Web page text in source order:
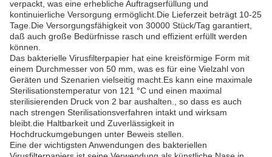
verpackt, was eine erhebliche Auftragserfüllung und
kontinuierliche Versorgung ermöglicht.Die Lieferzeit beträgt 10-25
Tage.Die Versorgungsfähigkeit von 30000 Stück/Tag garantiert,
daß auch große Bedürfnisse rasch und effizient erfüllt werden
können.
Das bakterielle Virusfilterpapier hat eine kreisförmige Form mit
einem Durchmesser von 50 mm, was es für eine Vielzahl von
Geräten und Szenarien vielseitig macht.Es kann eine maximale
Sterilisationstemperatur von 121 °C und einen maximal
sterilisierenden Druck von 2 bar aushalten., so dass es auch
nach strengen Sterilisationsverfahren intakt und wirksam
bleibt.die Haltbarkeit und Zuverlässigkeit in
Hochdruckumgebungen unter Beweis stellen.
Eine der wichtigsten Anwendungen des bakteriellen